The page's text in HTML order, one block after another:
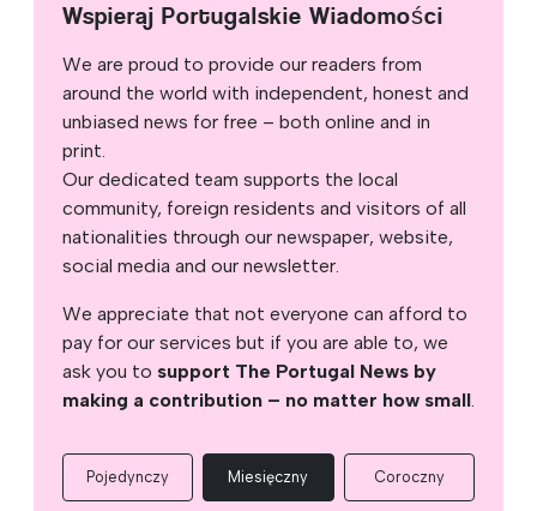
Wspieraj Portugalskie Wiadomości
We are proud to provide our readers from
around the world with independent, honest and
unbiased news for free – both online and in
print.
Our dedicated team supports the local
community, foreign residents and visitors of all
nationalities through our newspaper, website,
social media and our newsletter.
We appreciate that not everyone can afford to
pay for our services but if you are able to, we
ask you to support The Portugal News by
making a contribution – no matter how small.
Pojedynczy Miesięczny Coroczny